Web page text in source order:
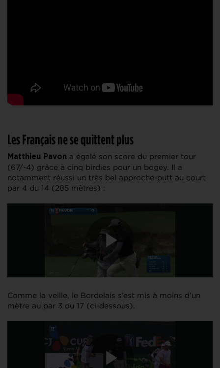
Les Français ne se quittent plus
Matthieu Pavon a égalé son score du premier tour
(67/-4) grâce à cinq birdies pour un bogey. Il a
notamment réussi un très bel approche-putt au court
par 4 du 14 (285 mètres) :
Comme la veille, le Bordelais s’est mis à moins d’un
mètre au par 3 du 17 (ci-dessous).